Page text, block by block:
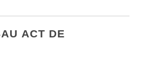
ACT DE